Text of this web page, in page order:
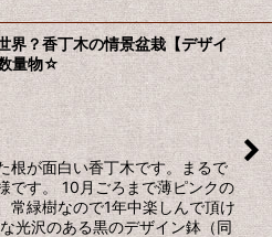
界？香丁木の情景盆栽【デザイ
量物☆
根が面白い香丁木です。まるで
です。 10月ごろまで薄ピンクの
常緑樹なので1年中楽しんで頂け
光沢のある黒のデザイン鉢（同